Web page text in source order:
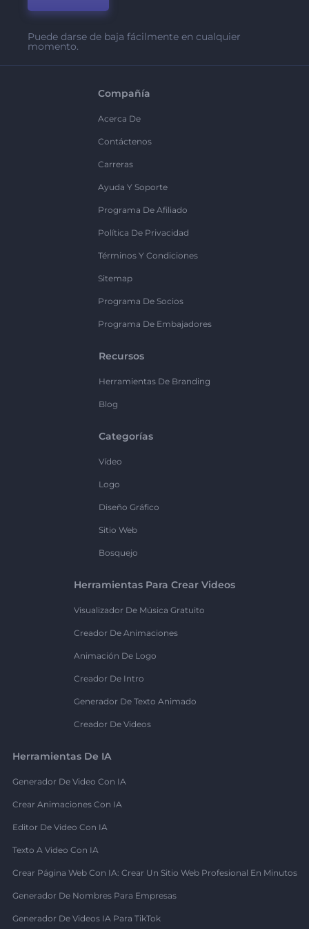
Puede darse de baja fácilmente en cualquier
momento.
Compañía
Acerca De
Contáctenos
Carreras
Ayuda Y Soporte
Programa De Afiliado
Política De Privacidad
Términos Y Condiciones
Sitemap
Programa De Socios
Programa De Embajadores
Recursos
Herramientas De Branding
Blog
Categorías
Vídeo
Logo
Diseño Gráfico
Sitio Web
Bosquejo
Herramientas Para Crear Videos
Visualizador De Música Gratuito
Creador De Animaciones
Animación De Logo
Creador De Intro
Generador De Texto Animado
Creador De Videos
Herramientas De IA
Generador De Video Con IA
Crear Animaciones Con IA
Editor De Video Con IA
Texto A Video Con IA
Crear Página Web Con IA: Crear Un Sitio Web Profesional En Minutos
Generador De Nombres Para Empresas
Generador De Videos IA Para TikTok